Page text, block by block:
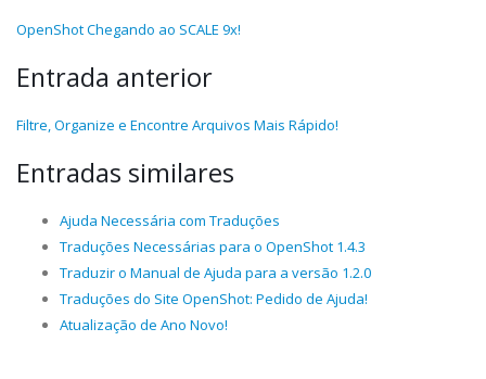
OpenShot Chegando ao SCALE 9x!
Entrada anterior
Filtre, Organize e Encontre Arquivos Mais Rápido!
Entradas similares
Ajuda Necessária com Traduções
Traduções Necessárias para o OpenShot 1.4.3
Traduzir o Manual de Ajuda para a versão 1.2.0
Traduções do Site OpenShot: Pedido de Ajuda!
Atualização de Ano Novo!